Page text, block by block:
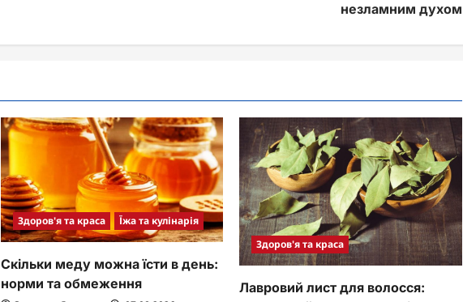
незламним духом
Здоров'я та краса Їжа та кулінарія
Скільки меду можна їсти в день:
норми та обмеження
Здоров'я та краса
Лавровий лист для волосся: